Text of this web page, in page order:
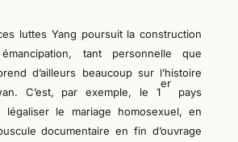
luttes Yang poursuit la construction
tant personnelle que
d’ailleurs beaucoup sur l’histoire
C’est, par exemple, le 1
er
pays
légaliser le mariage homosexuel, en
documentaire en fin d’ouvrage